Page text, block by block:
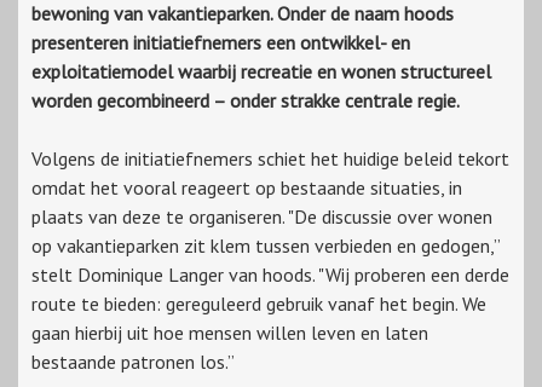
bewoning van vakantieparken. Onder de naam hoods
presenteren initiatiefnemers een ontwikkel- en
exploitatiemodel waarbij recreatie en wonen structureel
worden gecombineerd – onder strakke centrale regie.
Volgens de initiatiefnemers schiet het huidige beleid tekort
omdat het vooral reageert op bestaande situaties, in
plaats van deze te organiseren. "De discussie over wonen
op vakantieparken zit klem tussen verbieden en gedogen,”
stelt Dominique Langer van hoods. "Wij proberen een derde
route te bieden: gereguleerd gebruik vanaf het begin. We
gaan hierbij uit hoe mensen willen leven en laten
bestaande patronen los.”